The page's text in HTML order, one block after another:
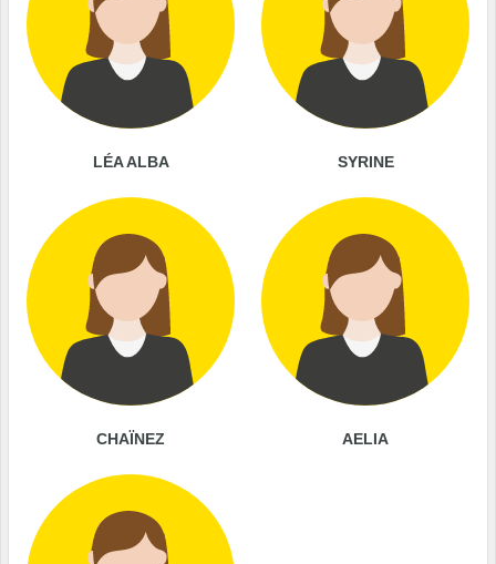
LÉA ALBA SYRINE
CHAÏNEZ AELIA